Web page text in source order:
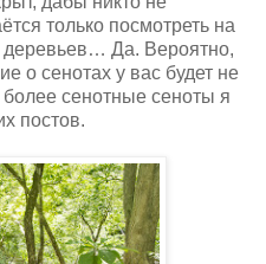
только посмотреть на
Да. Вероятно,
о сенотах у вас будет не
сенотные сеноты я
постов.